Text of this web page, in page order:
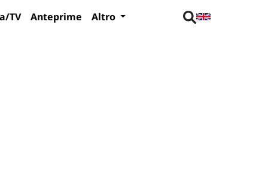
TV Anteprime Altro